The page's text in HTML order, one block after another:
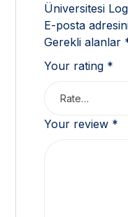
Üniversitesi
E-posta
Gerekli alanlar
Your rating *
Your review *